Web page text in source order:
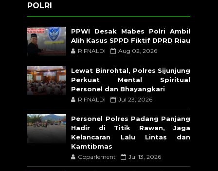
POLRI
PPWI Desak Mabes Polri Ambil
Alih Kasus SPPD Fiktif DPRD Riau
RIFNALDI Aug 02, 2026
Lewat Binrohtal, Polres Sijunjung
Perkuat Mental Spiritual
Personel dan Bhayangkari
RIFNALDI Jul 23, 2026
Personel Polres Padang Panjang
Hadir di Titik Rawan, Jaga
Kelancaran Lalu Lintas dan
Kamtibmas
Goparlement Jul 13, 2026